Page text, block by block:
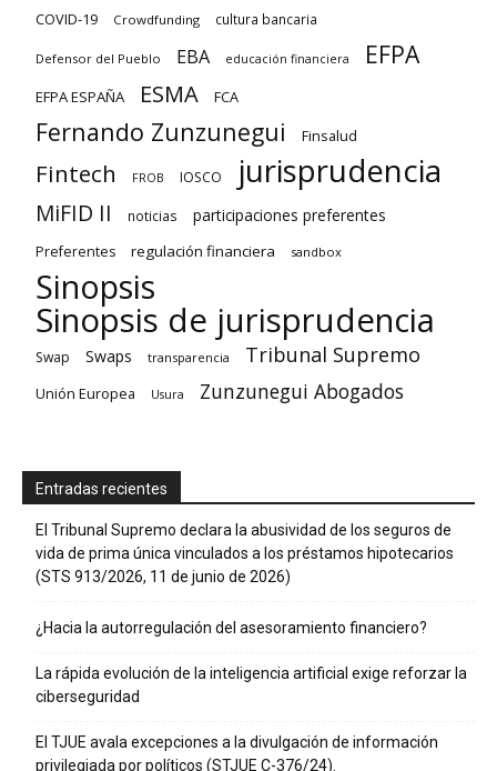
COVID-19 Crowdfunding cultura bancaria
Defensor del Pueblo EBA educación financiera EFPA
EFPA ESPAÑA ESMA FCA
Fernando Zunzunegui Finsalud
Fintech FROB IOSCO jurisprudencia
MiFID II noticias participaciones preferentes
Preferentes regulación financiera sandbox
Sinopsis
Sinopsis de jurisprudencia
Swap Swaps transparencia Tribunal Supremo
Unión Europea Usura Zunzunegui Abogados
Entradas recientes
El Tribunal Supremo declara la abusividad de los seguros de
vida de prima única vinculados a los préstamos hipotecarios
(STS 913/2026, 11 de junio de 2026)
¿Hacia la autorregulación del asesoramiento financiero?
La rápida evolución de la inteligencia artificial exige reforzar la
ciberseguridad
El TJUE avala excepciones a la divulgación de información
privilegiada por políticos (STJUE C-376/24).